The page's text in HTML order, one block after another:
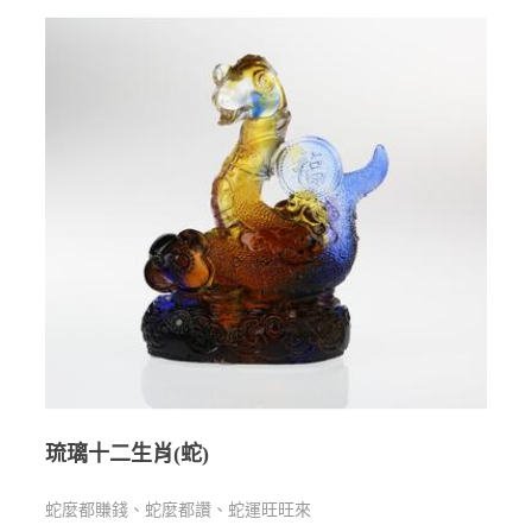
琉璃十二生肖(蛇)
蛇麼都賺錢、蛇麼都讚、蛇運旺旺來